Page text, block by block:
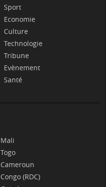
Sport
Economie
Culture
Technologie
Tribune
Evènement
Santé
Mali
Togo
Cameroun
Congo (RDC)